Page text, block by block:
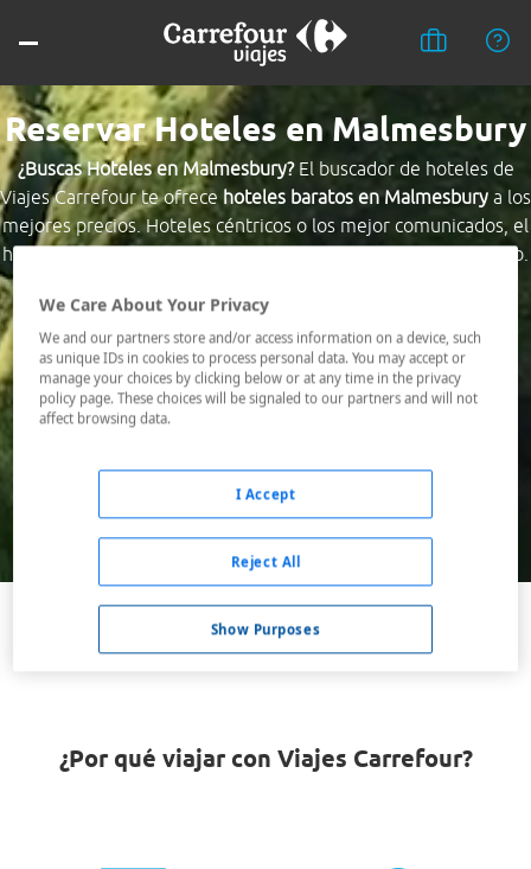
Reservar Hoteles en Malmesbury
¿Buscas Hoteles en Malmesbury?El buscador de hoteles de
Viajes Carrefour te ofrece hoteles baratos en Malmesbury a los
mejores precios. Hoteles céntricos o los mejor comunicados, el
hotel que busques nosotros te lo encontramos al mejor precio.
Destino *
Fechas *
09/08/2026 - 10/08/2026
Buscar
VER TODOS LOS HOTELES BARATOS EN MALMESBURY
¿Por qué viajar con Viajes Carrefour?
We Care About Your Privacy
We and our partners store and/or access information on a device, such
as unique IDs in cookies to process personal data. You may accept or
manage your choices by clicking below or at any time in the privacy
policy page. These choices will be signaled to our partners and will not
affect browsing data.
Show Purposes
Reject All
I Accept